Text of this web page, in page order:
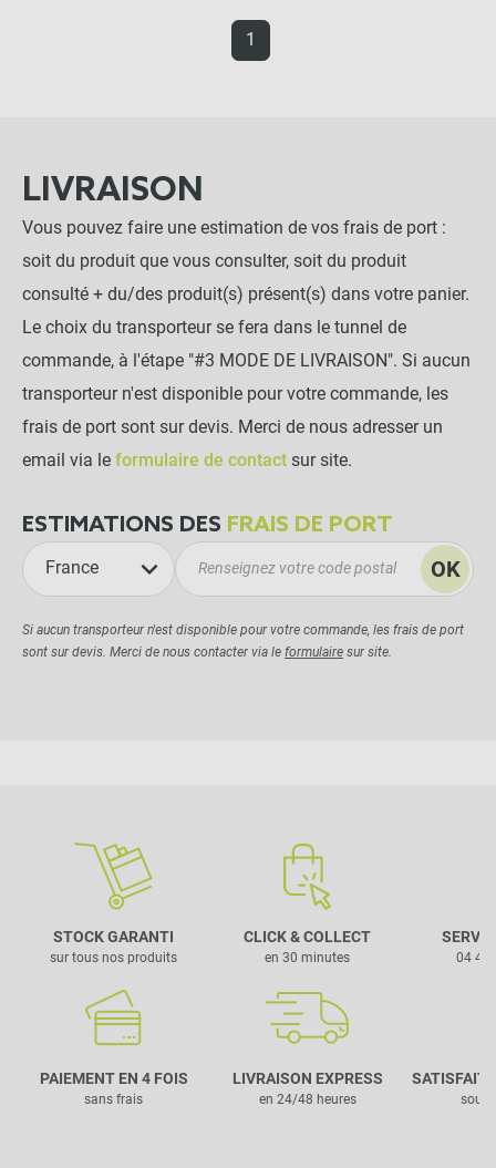
1
LIVRAISON
Vous pouvez faire une estimation de vos frais de port :
soit du produit que vous consulter, soit du produit
consulté + du/des produit(s) présent(s) dans votre panier.
Le choix du transporteur se fera dans le tunnel de
commande, à l'étape "#3 MODE DE LIVRAISON". Si aucun
transporteur n'est disponible pour votre commande, les
frais de port sont sur devis. Merci de nous adresser un
email via le formulaire de contact sur site.
ESTIMATIONS DES FRAIS DE PORT
France OK
Si aucun transporteur n'est disponible pour votre commande, les frais de port
sont sur devis. Merci de nous contacter via le formulaire sur site.
STOCK GARANTI
sur tous nos produits
CLICK & COLLECT
en 30 minutes
PAIEMENT EN 4 FOIS
sans frais
LIVRAISON EXPRESS
en 24/48 heures
04 42
SATISFAIT
sous